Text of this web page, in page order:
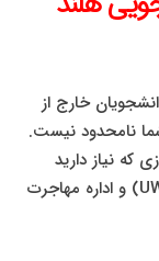
خارج از
شما نامحدود نیست.
نیاز دارید
وجود دارد. این قوانین توسط اداره کار هلند (UWV) و اداره مهاجرت